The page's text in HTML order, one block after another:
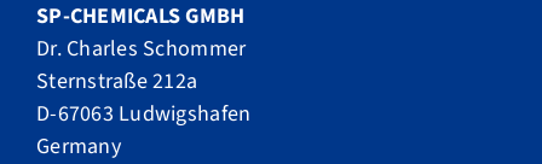
SP-CHEMICALS GMBH
Dr. Charles Schommer
Sternstraße 212a
D-67063 Ludwigshafen
Germany